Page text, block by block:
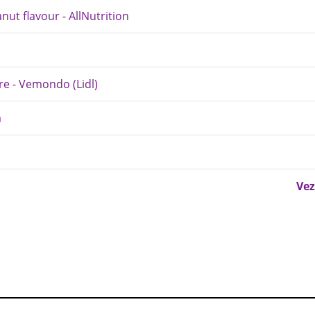
flavour - AllNutrition
- Vemondo (Lidl)